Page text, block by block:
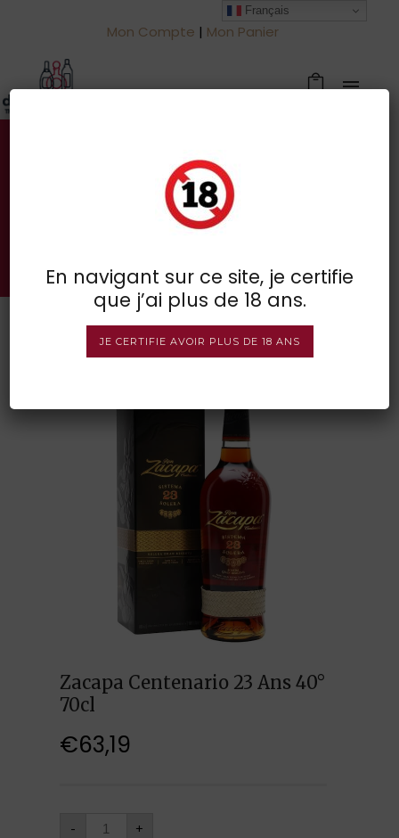
Mon Compte | Mon Panier
Votre spécialiste des vins à
BOUTIQUE EN LIGNE
Zacapa Centenario 23 Ans 40°
70cl
€63,19
- +
Français
En navigant sur ce site, je certifie
que j’ai plus de 18 ans.
JE CERTIFIE AVOIR PLUS DE 18 ANS